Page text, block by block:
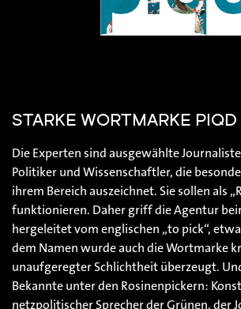
STARKE WORTMARKE PIQD
Die Experten sind ausgewählte
Politiker und Wissenschaftler, die
ihrem Bereich auszeichnet. Sie sollen als
funktionieren. Daher griff die Agentur
hergeleitet vom englischen „to pick“,
dem Namen wurde auch die Wortmarke
unaufgeregter Schlichtheit überzeugt.
Bekannte unter den Rosinenpickern:
netzpolitischer Sprecher der Grünen, der